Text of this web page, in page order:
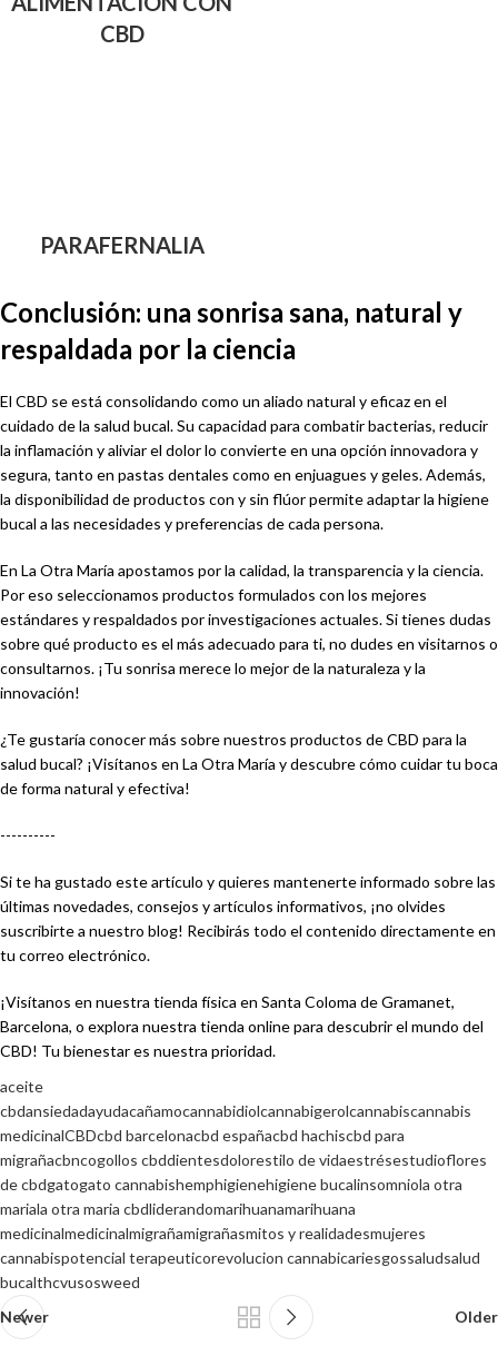
CBD
PARAFERNALIA
Conclusión: una sonrisa sana, natural y
respaldada por la ciencia
El CBD se está consolidando como un aliado natural y eficaz en el
cuidado de la salud bucal. Su capacidad para combatir bacterias, reducir
la inflamación y aliviar el dolor lo convierte en una opción innovadora y
segura, tanto en pastas dentales como en enjuagues y geles. Además,
la disponibilidad de productos con y sin flúor permite adaptar la higiene
bucal a las necesidades y preferencias de cada persona.
En La Otra María apostamos por la calidad, la transparencia y la ciencia.
Por eso seleccionamos productos formulados con los mejores
estándares y respaldados por investigaciones actuales. Si tienes dudas
sobre qué producto es el más adecuado para ti, no dudes en visitarnos o
consultarnos. ¡Tu sonrisa merece lo mejor de la naturaleza y la
innovación!
¿Te gustaría conocer más sobre nuestros productos de CBD para la
salud bucal? ¡Visítanos en La Otra María y descubre cómo cuidar tu boca
de forma natural y efectiva!
----------
Si te ha gustado este artículo y quieres mantenerte informado sobre las
últimas novedades, consejos y artículos informativos, ¡no olvides
suscribirte a nuestro blog! Recibirás todo el contenido directamente en
tu correo electrónico.
¡Visítanos en nuestra tienda física en Santa Coloma de Gramanet,
Barcelona, o explora nuestra tienda online para descubrir el mundo del
CBD! Tu bienestar es nuestra prioridad.
aceite
cbdansiedadayudacañamocannabidiolcannabigerolcannabiscannabis
medicinalCBDcbd barcelonacbd españacbd hachiscbd para
migrañacbncogollos cbddientesdolorestilo de vidaestrésestudioflores
de cbdgatogato cannabishemphigienehigiene bucalinsomniola otra
mariala otra maria cbdliderandomarihuanamarihuana
medicinalmedicinalmigrañamigrañasmitos y realidadesmujeres
cannabispotencial terapeuticorevolucion cannabicariesgossaludsalud
bucalthcvusosweed
Newer
Older